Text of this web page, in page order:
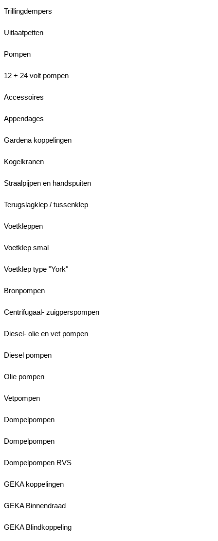
Trillingdempers
Uitlaatpetten
Pompen
12 + 24 volt pompen
Accessoires
Appendages
Gardena koppelingen
Kogelkranen
Straalpijpen en handspuiten
Terugslagklep / tussenklep
Voetkleppen
Voetklep smal
Voetklep type "York"
Bronpompen
Centrifugaal- zuigperspompen
Diesel- olie en vet pompen
Diesel pompen
Olie pompen
Vetpompen
Dompelpompen
Dompelpompen
Dompelpompen RVS
GEKA koppelingen
GEKA Binnendraad
GEKA Blindkoppeling